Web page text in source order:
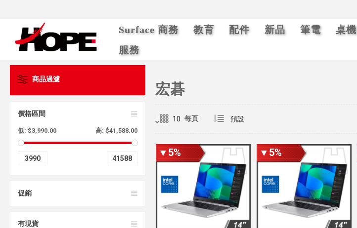
Surface 商務 教育 配件 新品 筆電 桌機
服務
宏碁
每頁
▼5% ▼5%
商品過濾
價格區間
低: $3,990.00 高: $41,588.00
3990 41588
促銷
有現貨